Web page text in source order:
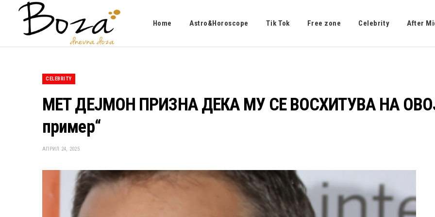
Home Astro&Horoscope Tik Tok Free zone Celebrity After
CELEBRITY
МЕТ ДЕЈМОН ПРИЗНА ДЕКА МУ СЕ ВОСХИТУВА НА ОВОЈ
пример“
АПРИЛ 24, 2025